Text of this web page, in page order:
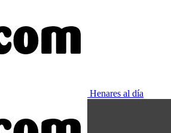
Henares al día